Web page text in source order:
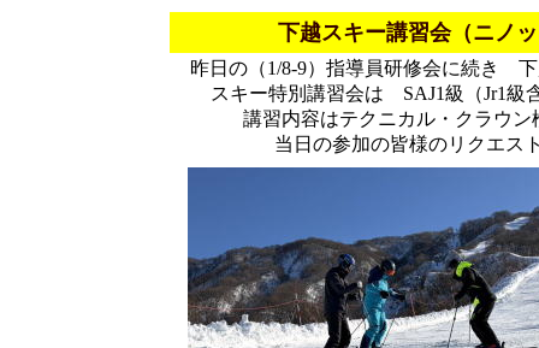
下越スキー講習会（ニノ
昨日の（1/8-9）指導員研修会に続き
スキー特別講習会は SAJ1級（Jr1級
講習内容はテクニカル・クラウ
当日の参加の皆様のリクエ